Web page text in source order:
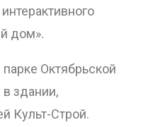
дом».
Октябрьской
здании,
Культ-Строй.